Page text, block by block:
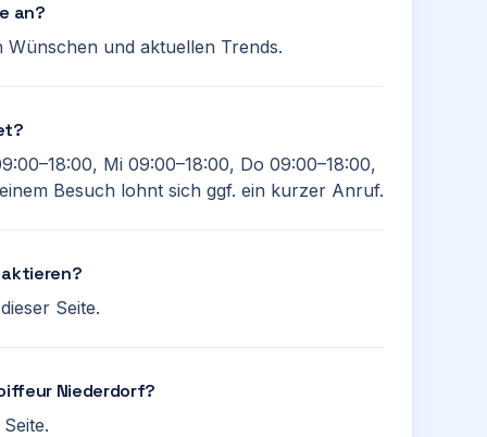
an?
und aktuellen Trends.
Mi 09:00–18:00, Do 09:00–18:00,
Besuch lohnt sich ggf. ein kurzer Anruf.
Seite.
Niederdorf?